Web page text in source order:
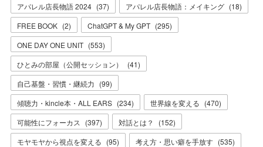
アパレル店長物語 2024 (37) アパレル店長物語：メイキング (18)
FREE BOOK (2) ChatGPT & My GPT (295)
ONE DAY ONE UNIT (553)
ひとみの部屋（公開セッション）
(41)
自己基盤・習慣・継続力 (99)
傾聴力・kincle本・ALL EARS (234) 世界線を変える (470)
可能性にフォーカス
(397) 対話とは？ (152)
モヤモヤから視点を変える (95) 考え方・思い癖を手放す (535)